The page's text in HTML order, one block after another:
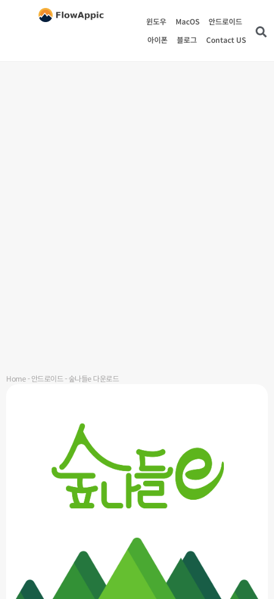
윈도우 MacOS
안드로이드
아이폰
블로그 Contact US
Home-안드로이드-숲나들e 다운로드